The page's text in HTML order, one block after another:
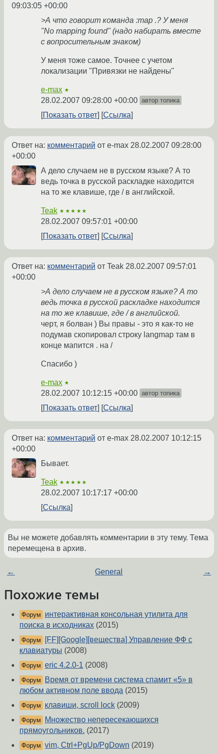
09:03:05 +00:00
>А что говорит команда :map .? У меня
"No mapping found" (надо набирать вместе
с вопросительным знаком)
У меня тоже самое. Точнее с учетом
локализации "Привязки не найдены"
e-max ★
28.02.2007 09:28:00 +00:00 автор топика
Показать ответ Ссылка
Ответ на: комментарий от e-max 28.02.2007 09:28:00
+00:00
А дело случаем не в русском языке? А то
ведь точка в русской раскладке находится
на то же клавише, где / в английской.
Teak ★★★★★
28.02.2007 09:57:01 +00:00
Показать ответ
Ссылка
Ответ на: комментарий от Teak 28.02.2007 09:57:01
+00:00
>А дело случаем не в русском языке? А то
ведь точка в русской раскладке находится
на то же клавише, где / в английской.
черт, я болван ) Вы правы - это я как-то не
подумав скопировал строку langmap там в
конце мапится . на /
Спасибо )
e-max ★
28.02.2007 10:12:15 +00:00 автор топика
Показать ответ Ссылка
Ответ на: комментарий от e-max 28.02.2007 10:12:15
+00:00
Бывает.
Teak ★★★★★
28.02.2007 10:17:17 +00:00
Ссылка
Вы не можете добавлять комментарии в эту тему. Тема
перемещена в архив.
← General →
Похожие темы
Форум
интерактивная консольная утилита для
поиска в исходниках (2015)
Форум
[FF][Google][вещества] Управление ФФ с
клавиатуры (2008)
Форум eric 4.2.0-1 (2008)
Форум
Время от времени система спамит «5» в
любом активном поле ввода (2015)
Форум клавиши, scroll lock (2009)
Форум
Множество непересекающихся
прямоугольников. (2017)
Форум vim, Ctrl+PgUp/PgDown (2019)